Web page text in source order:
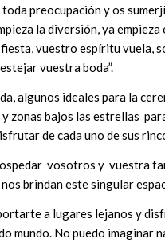
preocupación y os
la diversión, ya
vuestro espíritu vuela,
vuestra boda”.
algunos ideales para la
zonas bajos las estrellas
de cada uno de sus
vosotros y vuestra
brindan este singular
a lugares lejanos y
mundo. No puedo imaginar